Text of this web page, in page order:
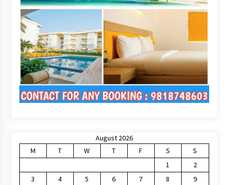
August 2026
M
T W T F S
S
1
2
3
4 5 6 7 8
9